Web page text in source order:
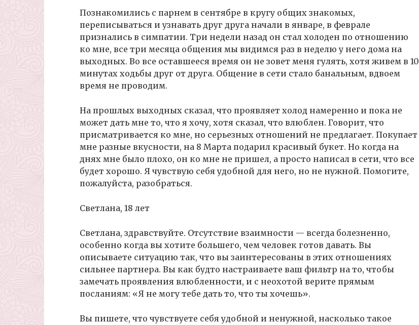
Познакомились с парнем в сентябре в кругу общих знакомых,
переписываться и узнавать друг друга начали в январе, в феврале
признались в симпатии. Три недели назад он стал холоден по отношению
ко мне, все три месяца общения мы видимся раз в неделю у него дома на
выходных. Во все оставшееся время он не зовет меня гулять, хотя живем в 10
минутах ходьбы друг от друга. Общение в сети стало банальным, вдвоем
время не проводим.
На прошлых выходных сказал, что проявляет холод намеренно и пока не
может дать мне то, что я хочу, хотя сказал, что влюблен. Говорит, что
присматривается ко мне, но серьезных отношений не предлагает. Покупает
мне разные вкусности, на 8 Марта подарил красивый букет. Но когда на
днях мне было плохо, он ко мне не пришел, а просто написал в сети, что все
будет хорошо. Я чувствую себя удобной для него, но не нужной. Помогите,
пожалуйста, разобраться.
Светлана, 18 лет
Светлана, здравствуйте. Отсутствие взаимности — всегда болезненно,
особенно когда вы хотите большего, чем человек готов давать. Вы
описываете ситуацию так, что вы заинтересованы в этих отношениях
сильнее партнера. Вы как будто настраиваете ваш фильтр на то, чтобы
замечать проявления влюбленности, и с неохотой верите прямым
посланиям: «Я не могу тебе дать то, что ты хочешь».
Вы пишете, что чувствуете себя удобной и ненужной, насколько такое